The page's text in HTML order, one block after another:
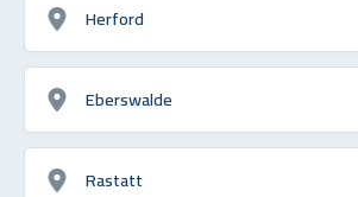
Herford
Eberswalde
Rastatt